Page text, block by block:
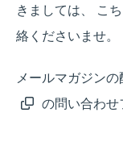
きましては、 こ
絡くださいませ。
メールマガジンの
の問い合わせ